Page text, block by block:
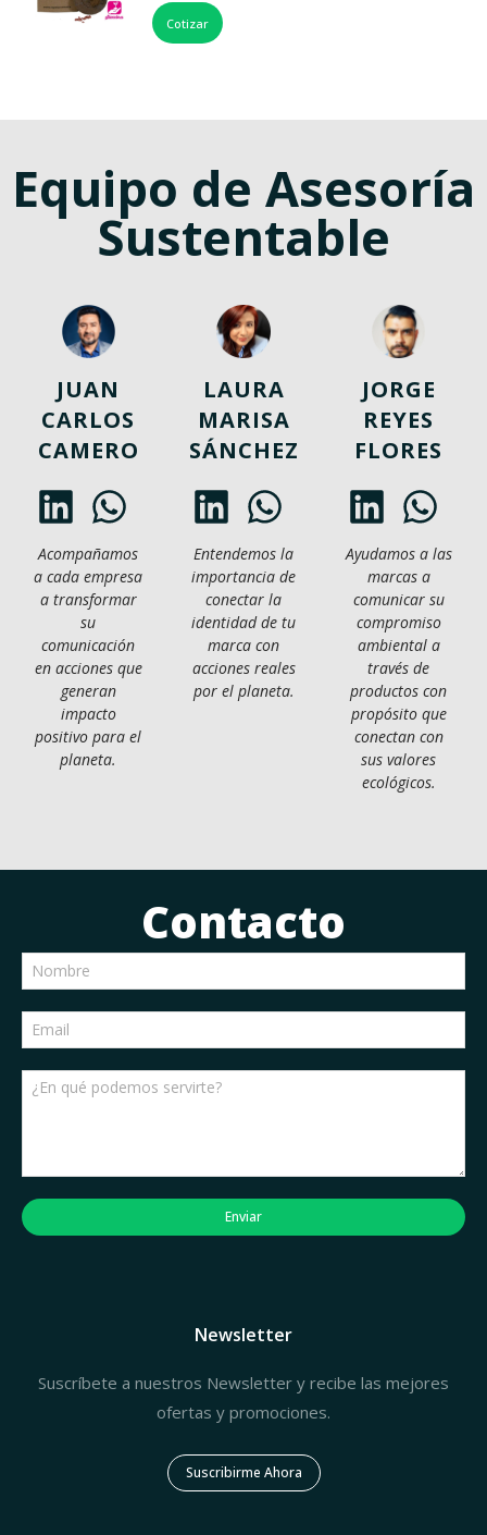
Cotizar
Equipo de Asesoría
Sustentable
JUAN
CARLOS
CAMERO
Acompañamos
a cada empresa
a transformar
su
comunicación
en acciones que
generan
impacto
positivo para el
planeta.
LAURA
MARISA
SÁNCHEZ
Entendemos la
importancia de
conectar la
identidad de tu
marca con
acciones reales
por el planeta.
JORGE
REYES
FLORES
Ayudamos a las
marcas a
comunicar su
compromiso
ambiental a
través de
productos con
propósito que
conectan con
sus valores
ecológicos.
Contacto
Enviar
Newsletter
Suscríbete a nuestros Newsletter y recibe las mejores
ofertas y promociones.
Suscribirme Ahora